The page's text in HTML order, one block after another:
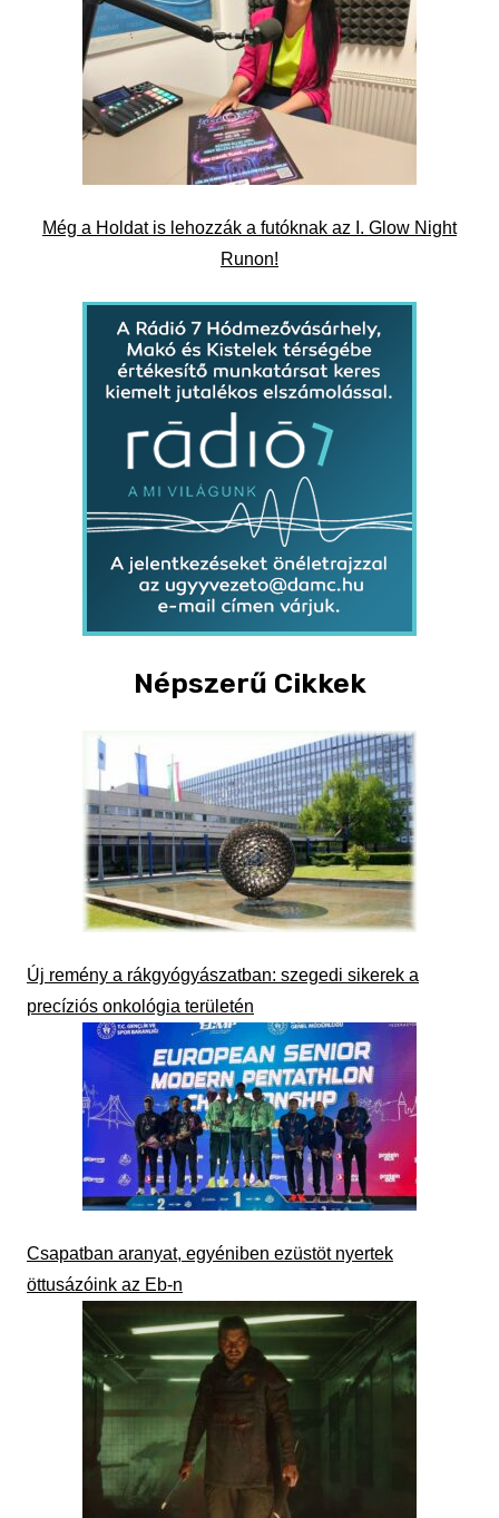
Még a Holdat is lehozzák a futóknak az I. Glow Night
Runon!
Népszerű Cikkek
Új remény a rákgyógyászatban: szegedi sikerek a
precíziós onkológia területén
Csapatban aranyat, egyéniben ezüstöt nyertek
öttusázóink az Eb-n